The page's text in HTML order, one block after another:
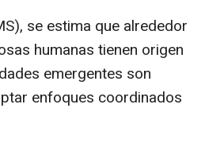
se estima que alrededor
humanas tienen origen
emergentes son
enfoques coordinados